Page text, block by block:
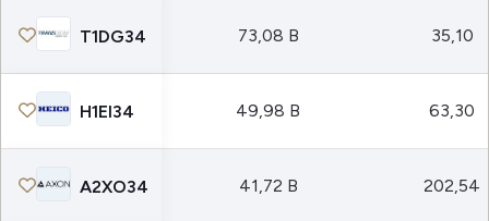
T1DG34 73,08 B 35,10
H1EI34 49,98 B 63,30
A2XO34 41,72 B 202,54